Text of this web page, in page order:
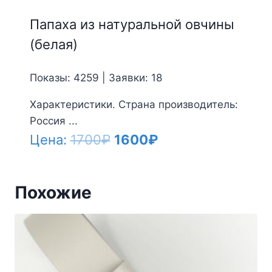
Папаха из натуральной овчины
(белая)
Показы: 4259 | Заявки: 18
Характеристики. Страна производитель:
Россия ...
Цена:1700₽ Первоначальная
1600₽Текущая
Похожие